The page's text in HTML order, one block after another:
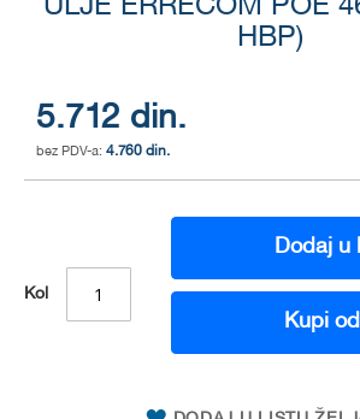
ULJE ERRECOM POE
HBP)
5.712 din.
4.760 din.
Kol
Dodaj u
Kupi
images
gallery